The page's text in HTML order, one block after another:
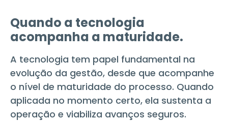
Quando a tecnologia
acompanha a maturidade.
A tecnologia tem papel fundamental na
evolução da gestão, desde que acompanhe
o nível de maturidade do processo. Quando
aplicada no momento certo, ela sustenta a
operação e viabiliza avanços seguros.